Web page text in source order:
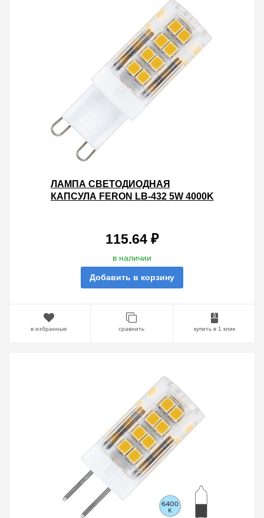
ЛАМПА СВЕТОДИОДНАЯ
КАПСУЛА FERON LB-432 5W 4000K
115.64 ₽
в наличии
Добавить в корзину
в избранные сравнить купить в 1 клик